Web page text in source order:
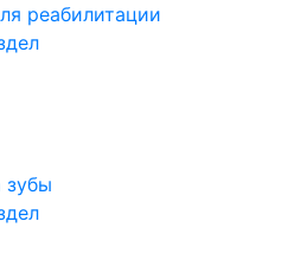
реабилитации
зубы